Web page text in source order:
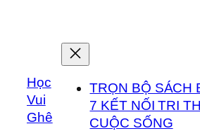
dungHọc
Vui
Ghê
TRỌN BỘ SÁCH
7 KẾT NỐI TRI
CUỘC SỐNG